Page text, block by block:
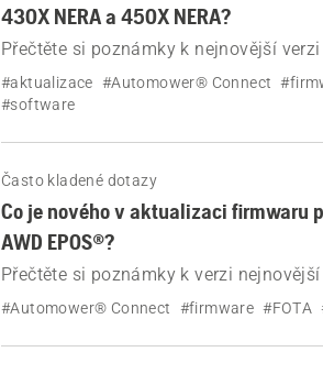
430X NERA a 450X NERA?
Přečtěte si poznámky k nejnovější
Automower® 320 NERA, 430X NERA a
#aktualizace #Automower® Connect
#software
Často kladené dotazy
Co je nového v aktualizaci firmwaru
AWD EPOS®?
Přečtěte si poznámky k verzi
Automower® 435X AWD NERA a 535
#Automower® Connect #firmware #FOTA